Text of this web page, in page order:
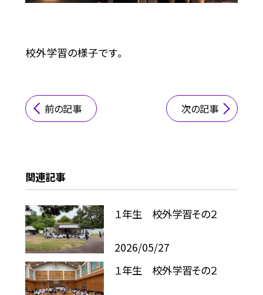
校外学習の様子です。
前の記事 次の記事
関連記事
１年生 校外学習その２
2026/05/27
１年生 校外学習その２